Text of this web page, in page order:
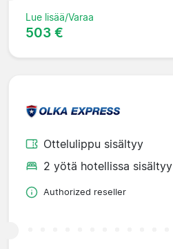
Lue lisää/Varaa
503 €
Ottelulippu sisältyy
2 yötä hotellissa sisältyy
Authorized reseller